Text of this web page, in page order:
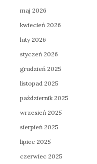
maj 2026
kwiecień 2026
luty 2026
styczeń 2026
grudzień 2025
listopad 2025
październik 2025
wrzesień 2025
sierpień 2025
lipiec 2025
czerwiec 2025